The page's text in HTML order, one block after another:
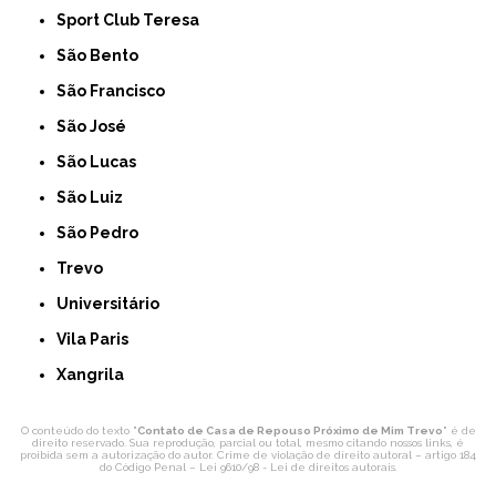
Sport Club Teresa
São Bento
São Francisco
São José
São Lucas
São Luiz
São Pedro
Trevo
Universitário
Vila Paris
Xangrila
O conteúdo do texto "Contato de Casa de Repouso Próximo de Mim Trevo" é de
direito reservado. Sua reprodução, parcial ou total, mesmo citando nossos links, é
proibida sem a autorização do autor. Crime de violação de direito autoral – artigo 184
do Código Penal – Lei 9610/98 - Lei de direitos autorais.